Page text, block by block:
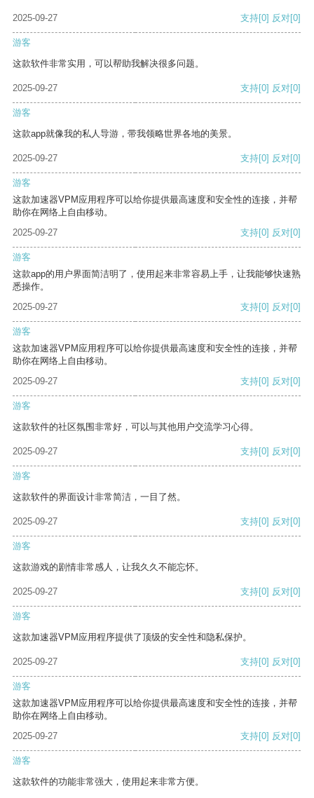
2025-09-27 支持[0] 反对[0]
游客
这款软件非常实用，可以帮助我解决很多问题。
2025-09-27 支持[0] 反对[0]
游客
这款app就像我的私人导游，带我领略世界各地的美景。
2025-09-27 支持[0] 反对[0]
游客
这款加速器VPM应用程序可以给你提供最高速度和安全性的连接，并帮
助你在网络上自由移动。
2025-09-27
支持[0] 反对[0]
游客
这款app的用户界面简洁明了，使用起来非常容易上手，让我能够快速熟
悉操作。
2025-09-27
支持[0] 反对[0]
游客
这款加速器VPM应用程序可以给你提供最高速度和安全性的连接，并帮
助你在网络上自由移动。
2025-09-27
支持[0] 反对[0]
游客
这款软件的社区氛围非常好，可以与其他用户交流学习心得。
2025-09-27 支持[0] 反对[0]
游客
这款软件的界面设计非常简洁，一目了然。
2025-09-27 支持[0] 反对[0]
游客
这款游戏的剧情非常感人，让我久久不能忘怀。
2025-09-27 支持[0] 反对[0]
游客
这款加速器VPM应用程序提供了顶级的安全性和隐私保护。
2025-09-27 支持[0] 反对[0]
游客
这款加速器VPM应用程序可以给你提供最高速度和安全性的连接，并帮
助你在网络上自由移动。
2025-09-27
支持[0] 反对[0]
游客
这款软件的功能非常强大，使用起来非常方便。